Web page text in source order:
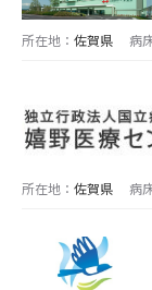
所在地： 佐賀県 病
所在地： 佐賀県 病